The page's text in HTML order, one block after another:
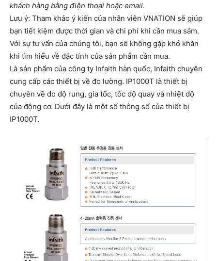
khách hàng bằng điện thoại hoặc email.
Lưu ý: Tham khảo ý kiến của nhân viên VNATION sẽ giúp
bạn tiết kiệm được thời gian và chi phí khi cần mua sắm. ​​
Với sự tư vấn của chúng tôi, bạn sẽ không gặp khó khăn
khi tìm hiểu về đặc tính của sản phẩm cần mua.
Là sản phẩm của công ty Infaith hàn quốc, Infaith chuyên
cung cấp các thiết bị về đo lường. IP1000T là thiết bị
chuyên về đo độ rung, gia tốc, tốc độ quay và nhiệt độ
của động cơ. Dưới đây là một số thông số của thiết bị
IP1000T.